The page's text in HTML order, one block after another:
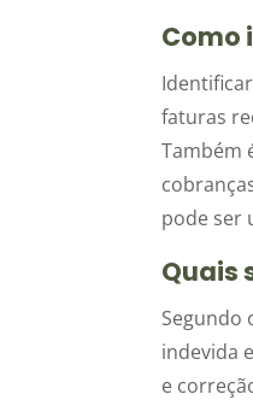
Como
faturas
Também
pode ser
Quais
Segundo
indevida
e